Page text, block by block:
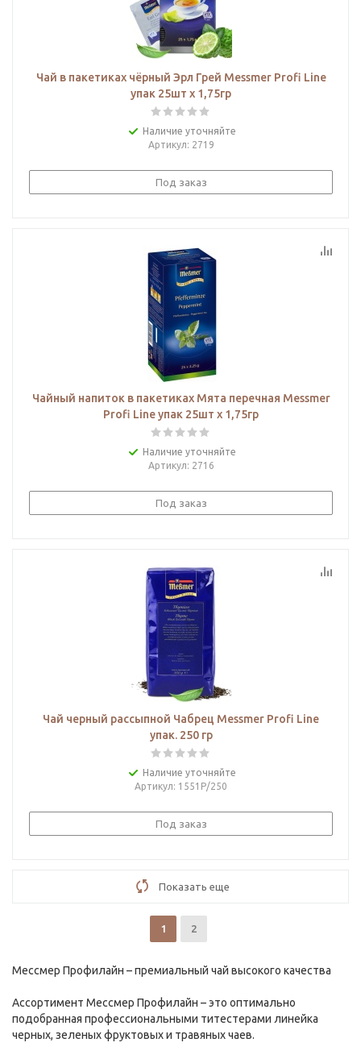
Чай в пакетиках чёрный Эрл Грей Messmer Profi Line
упак 25шт х 1,75гр
Наличие уточняйте
Артикул: 2719
Под заказ
Чайный напиток в пакетиках Мята перечная Messmer
Profi Line упак 25шт х 1,75гр
Наличие уточняйте
Артикул: 2716
Под заказ
Чай черный рассыпной Чабрец Messmer Profi Line
упак. 250 гр
Наличие уточняйте
Артикул: 1551Р/250
Под заказ
Показать еще
1 2
Мессмер Профилайн – премиальный чай высокого качества
Ассортимент Мессмер Профилайн – это оптимально
подобранная профессиональными титестерами линейка
черных, зеленых фруктовых и травяных чаев.